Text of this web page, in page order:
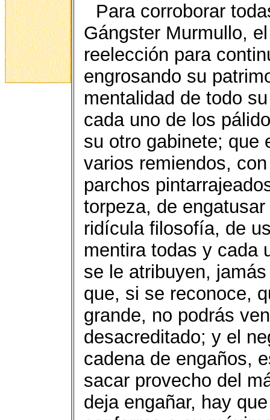
Para corroborar
Gángster Murmullo,
reelección para
engrosando su
mentalidad de todo
cada uno de los
su otro gabinete; que
varios remiendos,
parchos
torpeza, de
ridícula filosofía, de
mentira todas y cada
se le atribuyen,
que, si se reconoce,
grande, no podrás
desacreditado; y el
cadena de engaños,
sacar provecho del
deja engañar, hay